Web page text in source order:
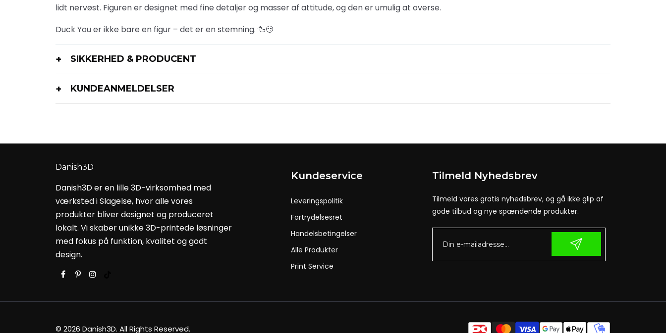
lidt nervøst. Figuren er designet med fine detaljer og masser af attitude, og den er umulig at overse.
Duck You er ikke bare en figur – det er en stemning. 🦆😏
SIKKERHED & PRODUCENT
KUNDEANMELDELSER
Danish3D
Danish3D er en lille 3D-virksomhed med
værksted i Slagelse, hvor alle vores
produkter bliver designet og produceret
lokalt. Vi skaber unikke 3D-printede løsninger
med fokus på funktion, kvalitet og godt
design.
Kundeservice
Leveringspolitik
Fortrydelsesret
Handelsbetingelser
Alle Produkter
Print Service
Tilmeld Nyhedsbrev
Tilmeld vores gratis nyhedsbrev, og gå ikke glip af
gode tilbud og nye spændende produkter.
© 2026 Danish3D. All Rights Reserved.